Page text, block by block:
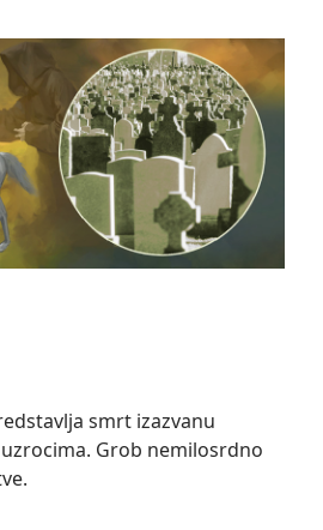
smrt izazvanu
Grob nemilosrdno